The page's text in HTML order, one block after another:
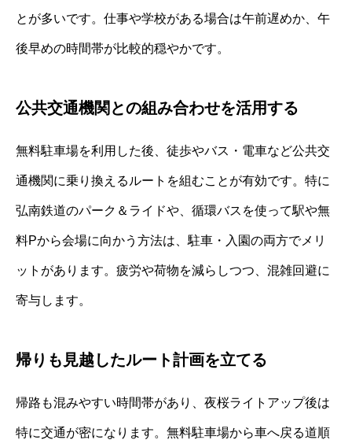
とが多いです。仕事や学校がある場合は午前遅めか、午
後早めの時間帯が比較的穏やかです。
公共交通機関との組み合わせを活用する
無料駐車場を利用した後、徒歩やバス・電車など公共交
通機関に乗り換えるルートを組むことが有効です。特に
弘南鉄道のパーク＆ライドや、循環バスを使って駅や無
料Pから会場に向かう方法は、駐車・入園の両方でメリ
ットがあります。疲労や荷物を減らしつつ、混雑回避に
寄与します。
帰りも見越したルート計画を立てる
帰路も混みやすい時間帯があり、夜桜ライトアップ後は
特に交通が密になります。無料駐車場から車へ戻る道順